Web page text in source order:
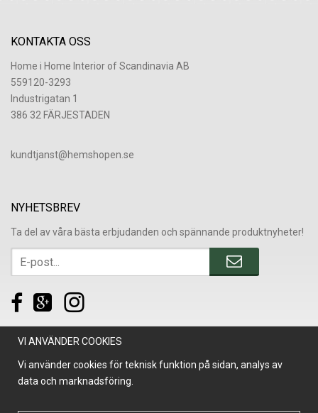
KONTAKTA OSS
Home i Home Interior of Scandinavia AB
559120-3293
Industrigatan 1
386 32 FÄRJESTADEN
​kundtjanst@hemshopen.se
NYHETSBREV
Ta del av våra bästa erbjudanden och spännande produktnyheter!
VI ANVÄNDER COOKIES
Vi använder cookies för teknisk funktion på sidan, analys av
data och marknadsföring.